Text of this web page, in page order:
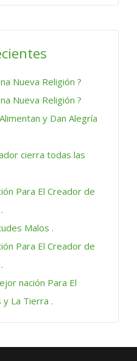
Nueva Religión ?
Nueva Religión ?
y Dan Alegría
cierra todas las
Para El Creador de
Malos .
Para El Creador de
nación Para El
y La Tierra .